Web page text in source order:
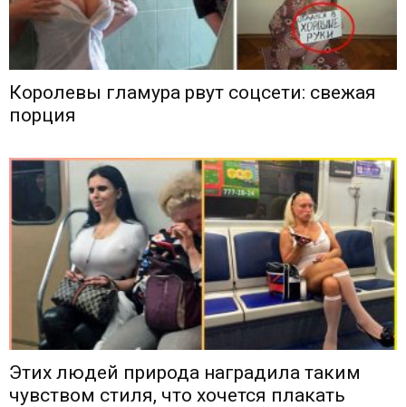
Королевы гламура рвут соцсети: свежая
порция
Этих людей природа наградила таким
чувством стиля, что хочется плакать